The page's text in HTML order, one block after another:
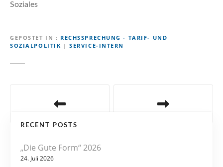
Soziales
GEPOSTET IN
RECHSSPRECHUNG - TARIF- UND
SOZIALPOLITIK |SERVICE-INTERN
RECENT POSTS
„Die Gute Form“ 2026
24. Juli 2026